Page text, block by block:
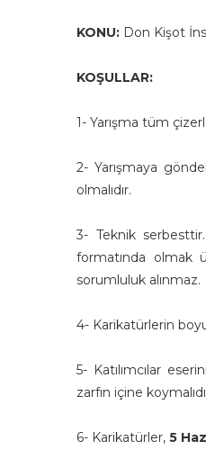
KONU: Don Kişot
KOŞULLAR:
1- Yarışma tüm
2- Yarışmaya
olmalıdır.
3- Teknik
formatında olmak
sorumluluk alınmaz.
4- Karikatürlerin
5- Katılımcılar
zarfın içine
6- Karikatürler, 5